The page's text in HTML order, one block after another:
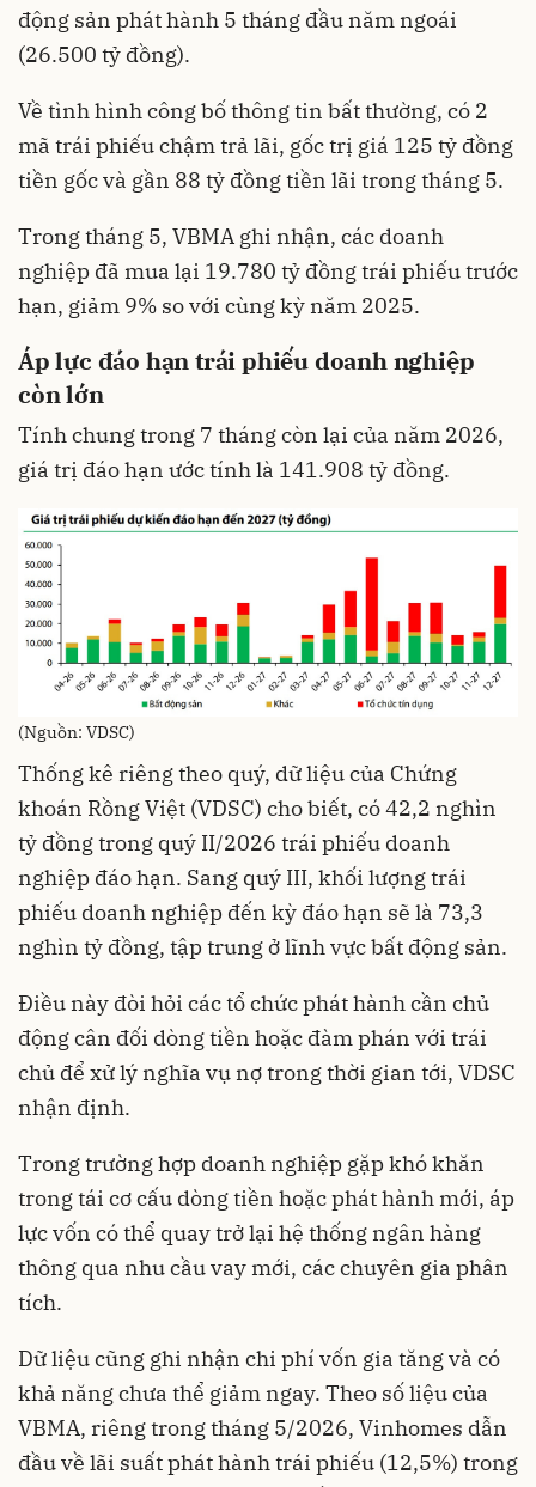
động sản phát hành 5 tháng đầu năm ngoái
(26.500 tỷ đồng).
Về tình hình công bố thông tin bất thường, có 2
mã trái phiếu chậm trả lãi, gốc trị giá 125 tỷ đồng
tiền gốc và gần 88 tỷ đồng tiền lãi trong tháng 5.
Trong tháng 5, VBMA ghi nhận, các doanh
nghiệp đã mua lại 19.780 tỷ đồng trái phiếu trước
hạn, giảm 9% so với cùng kỳ năm 2025.
Áp lực đáo hạn trái phiếu doanh nghiệp
còn lớn
Tính chung trong 7 tháng còn lại của năm 2026,
giá trị đáo hạn ước tính là 141.908 tỷ đồng.
(Nguồn: VDSC)
Thống kê riêng theo quý, dữ liệu của Chứng
khoán Rồng Việt (VDSC) cho biết, có 42,2 nghìn
tỷ đồng trong quý II/2026 trái phiếu doanh
nghiệp đáo hạn. Sang quý III, khối lượng trái
phiếu doanh nghiệp đến kỳ đáo hạn sẽ là 73,3
nghìn tỷ đồng, tập trung ở lĩnh vực bất động sản.
Điều này đòi hỏi các tổ chức phát hành cần chủ
động cân đối dòng tiền hoặc đàm phán với trái
chủ để xử lý nghĩa vụ nợ trong thời gian tới, VDSC
nhận định.
Trong trường hợp doanh nghiệp gặp khó khăn
trong tái cơ cấu dòng tiền hoặc phát hành mới, áp
lực vốn có thể quay trở lại hệ thống ngân hàng
thông qua nhu cầu vay mới, các chuyên gia phân
tích.
Dữ liệu cũng ghi nhận chi phí vốn gia tăng và có
khả năng chưa thể giảm ngay. Theo số liệu của
VBMA, riêng trong tháng 5/2026, Vinhomes dẫn
đầu về lãi suất phát hành trái phiếu (12,5%) trong